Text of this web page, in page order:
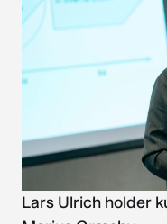
Lars Ulrich holder